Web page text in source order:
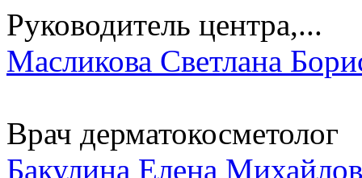
Руководитель центра,...
Масликова Светлана
Врач дерматокосметолог
Бакулина Елена